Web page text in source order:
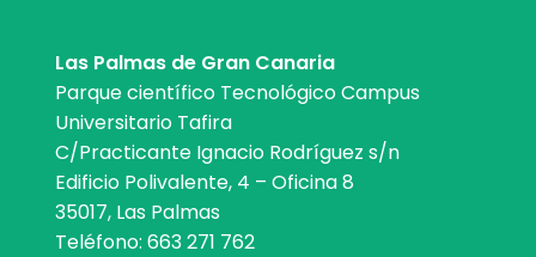
Las Palmas de Gran Canaria
Parque científico Tecnológico Campus
Universitario Tafira
C/Practicante Ignacio Rodríguez s/n
Edificio Polivalente, 4 – Oficina 8
35017, Las Palmas
Teléfono: 663 271 762